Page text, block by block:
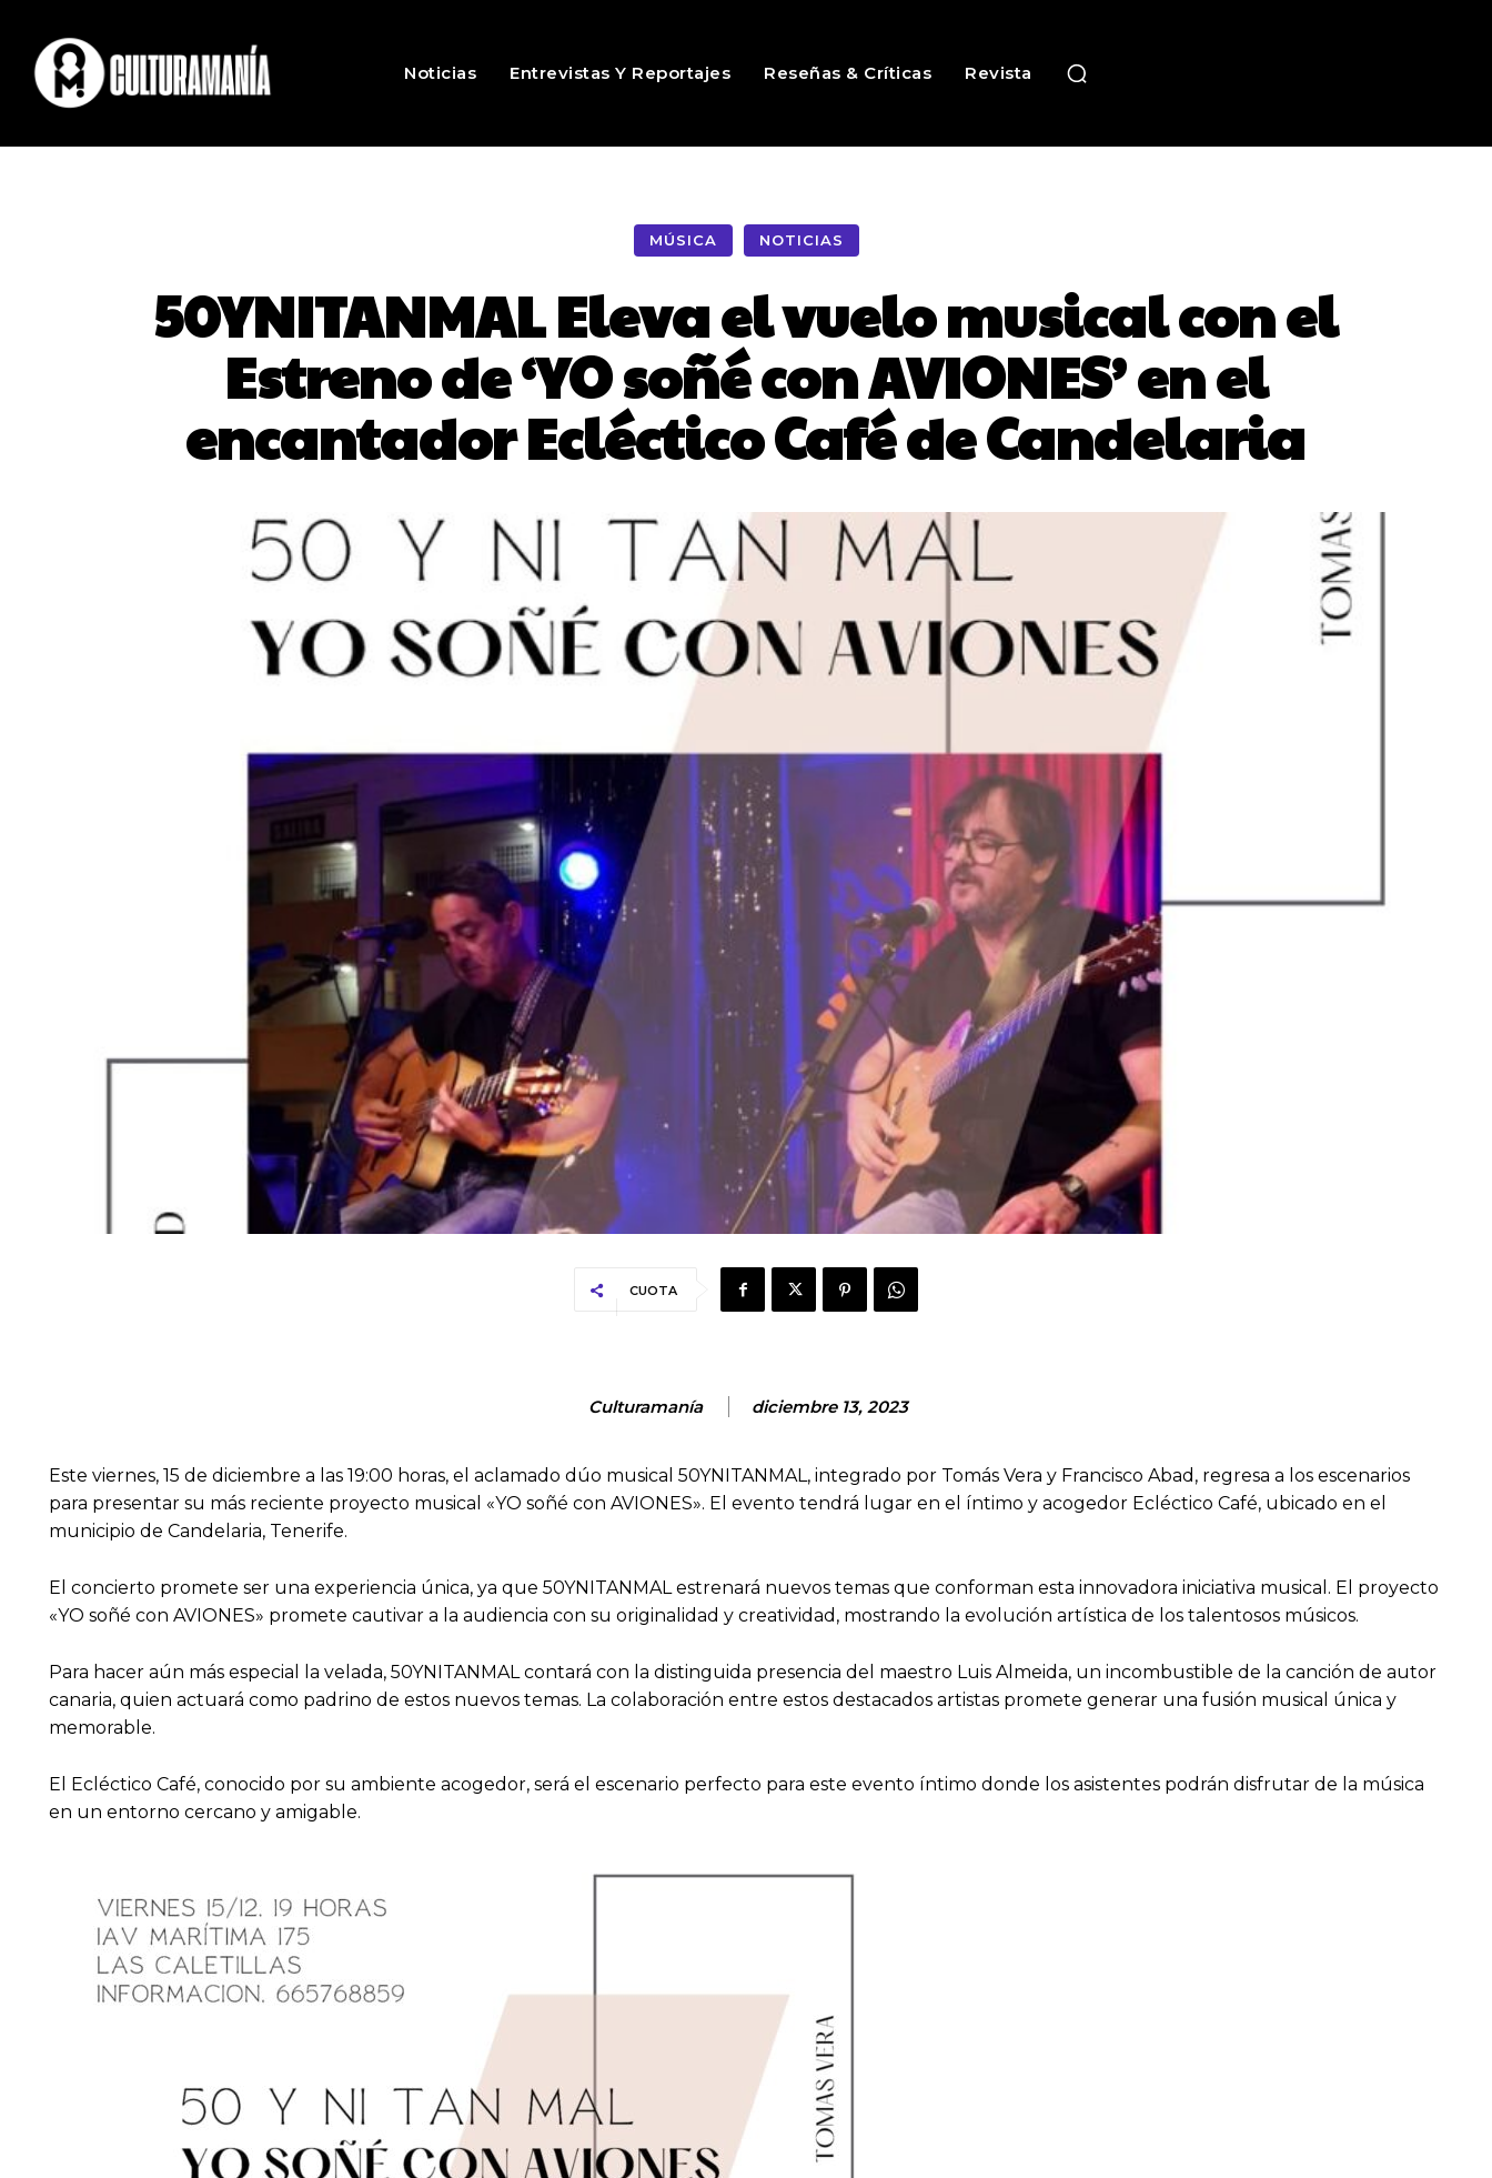
Noticias Entrevistas Y Reportajes Reseñas & Críticas Revista
MÚSICA NOTICIAS
50YNITANMAL Eleva el vuelo musical con el
Estreno de ‘YO soñé con AVIONES’ en el
encantador Ecléctico Café de Candelaria
CUOTA
Culturamanía diciembre 13, 2023
Este viernes, 15 de diciembre a las 19:00 horas, el aclamado dúo musical 50YNITANMAL, integrado por Tomás Vera y Francisco Abad, regresa a los escenarios
para presentar su más reciente proyecto musical «YO soñé con AVIONES». El evento tendrá lugar en el íntimo y acogedor Ecléctico Café, ubicado en el
municipio de Candelaria, Tenerife.
El concierto promete ser una experiencia única, ya que 50YNITANMAL estrenará nuevos temas que conforman esta innovadora iniciativa musical. El proyecto
«YO soñé con AVIONES» promete cautivar a la audiencia con su originalidad y creatividad, mostrando la evolución artística de los talentosos músicos.
Para hacer aún más especial la velada, 50YNITANMAL contará con la distinguida presencia del maestro Luis Almeida, un incombustible de la canción de autor
canaria, quien actuará como padrino de estos nuevos temas. La colaboración entre estos destacados artistas promete generar una fusión musical única y
memorable.
El Ecléctico Café, conocido por su ambiente acogedor, será el escenario perfecto para este evento íntimo donde los asistentes podrán disfrutar de la música
en un entorno cercano y amigable.